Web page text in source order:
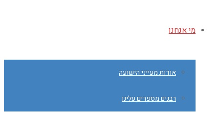
מי אנחנו
אודות מעייני הישועה
רבנים מספרים עלינו